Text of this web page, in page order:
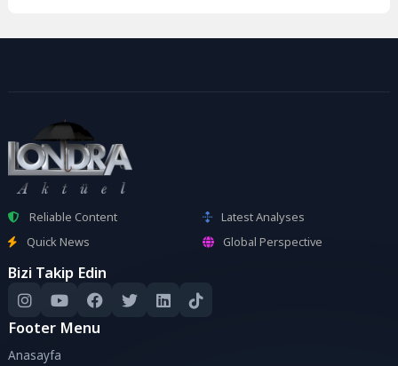
Reliable Content
Latest Analyses
Quick News
Global Perspective
Bizi Takip Edin
Footer Menu
Anasayfa